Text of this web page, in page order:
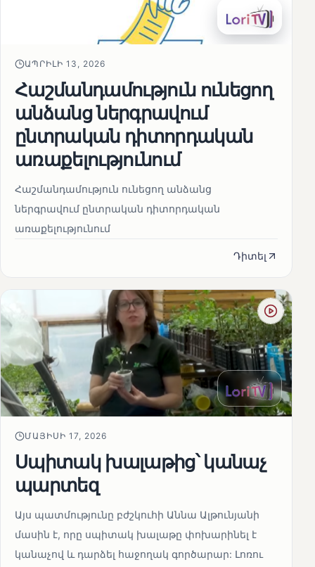
ԱՊՐԻԼԻ 13, 2026
Հաշմանդամություն ունեցող
անձանց ներգրավում
ընտրական դիտորդական
առաքելությունում
Հաշմանդամություն ունեցող անձանց
ներգրավում ընտրական դիտորդական
առաքելությունում
Դիտել
ՄԱՅԻՍԻ 17, 2026
Սպիտակ խալաթից՝ կանաչ
պարտեզ
Այս պատմությունը բժշկուհի Աննա Ալթունյանի
մասին է, որը սպիտակ խալաթը փոխարինել է
կանաչով և դարձել հաջողակ գործարար: Լոռու